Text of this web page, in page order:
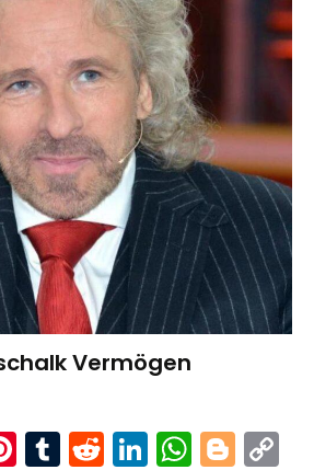
Vermögen
Pinterest
Tumblr
Reddit
LinkedIn